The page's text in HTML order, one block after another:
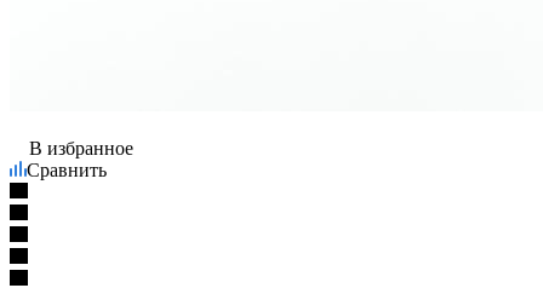
В избранное
Сравнить